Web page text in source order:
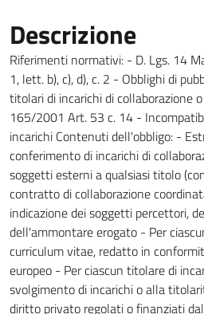
Descrizione
Riferimenti normativi: - D. Lgs. 14
1, lett. b), c), d), c. 2 - Obblighi di
titolari di incarichi di collaborazione
165/2001 Art. 53 c. 14 -
incarichi Contenuti dell'obbligo: -
conferimento di incarichi di
soggetti esterni a qualsiasi titolo
contratto di collaborazione
indicazione dei soggetti percettori,
dell'ammontare erogato - Per
curriculum vitae, redatto in
europeo - Per ciascun titolare di
svolgimento di incarichi o alla
diritto privato regolati o finanziati